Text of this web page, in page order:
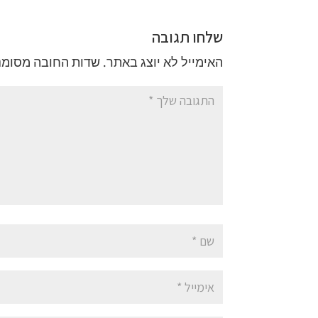
שלחו תגובה
האימייל לא יוצג באתר. שדות החובה